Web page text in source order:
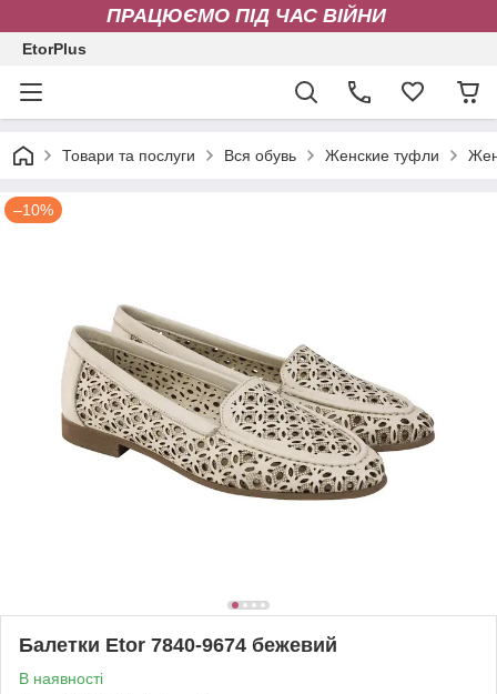
ПРАЦЮЄМО ПІД ЧАС ВІЙНИ
EtorPlus
Товари та послуги Вся обувь Женские туфли
–10%
Балетки Etor 7840-9674 бежевий
В наявності